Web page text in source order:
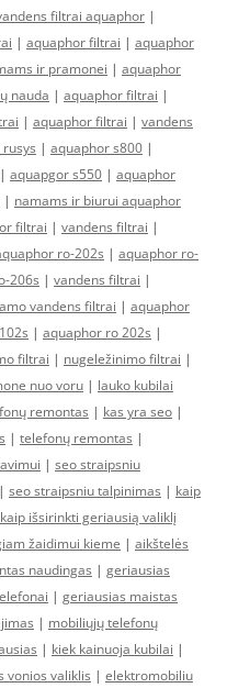
filtrai aquaphor |
| aquaphor filtrai | aquaphor
ir pramonei | aquaphor
nauda | aquaphor filtrai |
| aquaphor filtrai | vandens
| aquaphor s800 |
| aquapgor s550 | aquaphor
| namams ir biurui aquaphor
filtrai | vandens filtrai |
ro-202s | aquaphor ro-
206s | vandens filtrai |
vandens filtrai | aquaphor
| aquaphor ro 202s |
filtrai | nugeležinimo filtrai |
nuo voru | lauko kubilai
remontas | kas yra seo |
| telefonų remontas |
| seo straipsniu
| seo straipsniu talpinimas | kaip
kaip išsirinkti geriausią valiklį
žaidimui kieme | aikštelės
naudingas | geriausias
| geriausias maistas
| mobiliųjų telefonų
| kiek kainuoja kubilai |
vonios valiklis | elektromobiliu